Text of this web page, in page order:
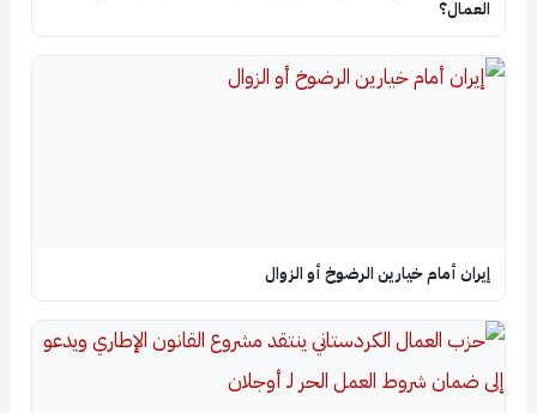
العمال؟
إيران أمام خيارين الرضوخ أو الزوال